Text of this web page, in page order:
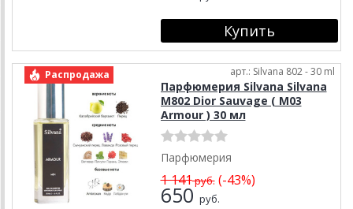
Распродажа арт.: Silvana 802 - 30 ml
Парфюмерия Silvana Silvana
M802 Dior Sauvage ( М03
Armour ) 30 мл
Парфюмерия
1 141руб.(-43%)
650 руб.